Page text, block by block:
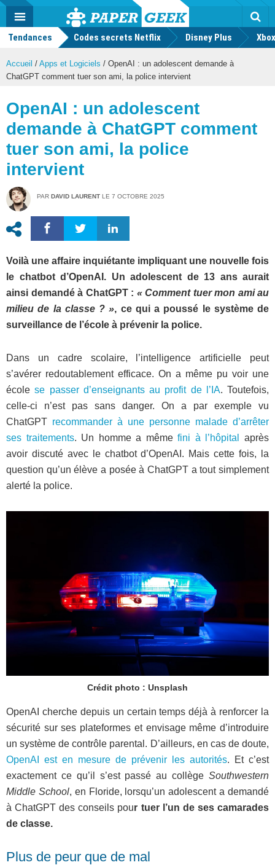
Actu
geek
MENU
Tendances Codes secrets Netflix Disney Plus
Accueil / Apps et Logiciels / OpenAI : un adolescent demande à
ChatGPT comment tuer son ami, la police intervient
OpenAI : un adolescent
demande à ChatGPT comment
tuer son ami, la police
intervient
PAR DAVID LAURENT LE 7 OCTOBRE 2025
Voilà une affaire inquiétante impliquant une nouvelle fois
le chatbot d’OpenAI. Un adolescent de 13 ans aurait
ainsi demandé à ChatGPT : « Comment tuer mon ami au
milieu de la classe ? », ce qui a poussé le système de
surveillance de l’école à prévenir la police.
Dans un cadre scolaire, l’intelligence artificielle peut
s’avérer redoutablement efficace. On a même pu voir une
écolese passer d’enseignants au profit de l’IA. Toutefois,
celle-ci n’est pas sans danger. On a par exemple vu
ChatGPT recommander à une personne malade d’arrêter
ses traitements. Un homme a mêmefini à l’hôpital
après
avoir discuté avec le chatbot d’OpenAI. Mais cette fois, la
question qu’un élève a posée à ChatGPT a tout simplement
alerté la police.
Crédit photo : Unsplash
OpenAI cherche depuis un certain temps déjà à renforcer la
sécurité sur ses plateformes et envisage même d’introduire
un système de contrôle parental. D’ailleurs, en cas de doute,
OpenAI est en mesure de prévenir les autorités. Et c’est
exactement ce qu’il s’est passé au collège Southwestern
Middle School, en Floride, lorsqu’un adolescent a demandé
à ChatGPT des conseils pour tuer l’un de ses camarades
de classe.
Plus de peur que de mal
Mode
FacebookTwitter Youtube